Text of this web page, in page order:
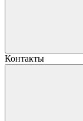
Контакты